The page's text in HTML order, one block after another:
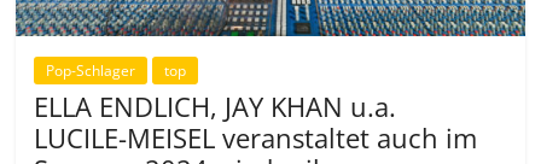
Pop-Schlager top
ELLA ENDLICH, JAY KHAN u.a.
LUCILE-MEISEL veranstaltet auch im